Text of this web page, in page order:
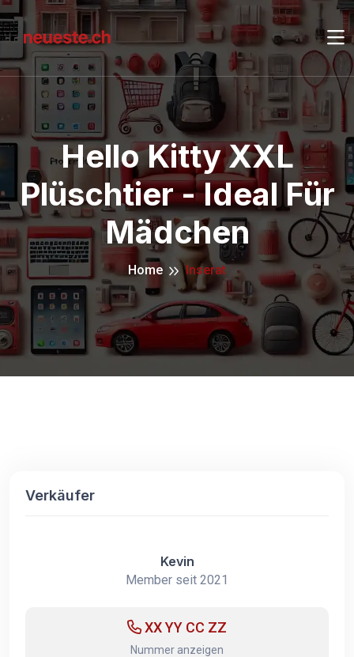
Hello Kitty XXL
Plüschtier - Ideal Für
Mädchen
Home Inserat
Verkäufer
Kevin
Member seit 2021
XX YY CC ZZ
Nummer anzeigen